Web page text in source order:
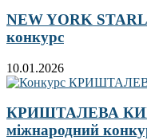
NEW YORK
конкурс
10.01.2026
КРИШТАЛЕВА
міжнародний